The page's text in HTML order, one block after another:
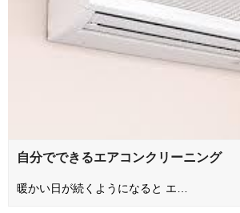
自分でできるエアコンクリーニング
暖かい日が続くようになると エ…